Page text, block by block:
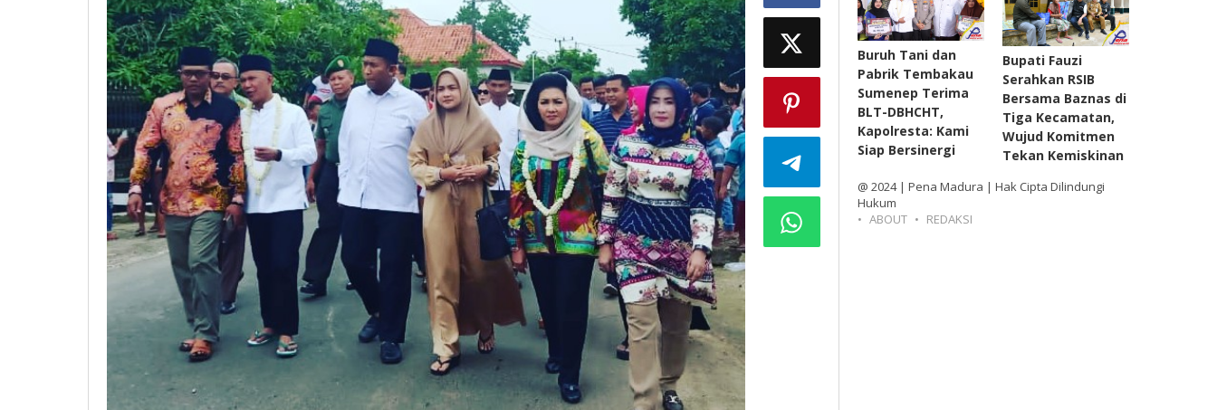
Buruh Tani dan
Pabrik Tembakau
Sumenep Terima
BLT-DBHCHT,
Kapolresta: Kami
Siap Bersinergi
Bupati Fauzi
Serahkan RSIB
Bersama Baznas di
Tiga Kecamatan,
Wujud Komitmen
Tekan Kemiskinan
@ 2024 | Pena Madura | Hak Cipta Dilindungi
Hukum
ABOUT
REDAKSI